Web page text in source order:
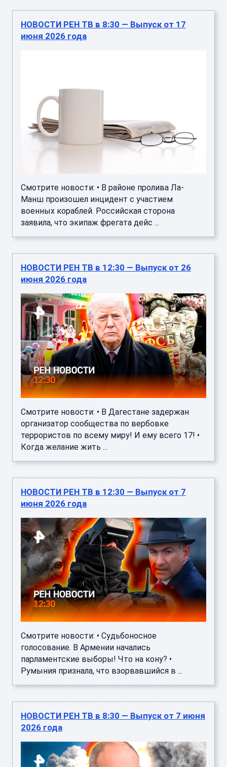
НОВОСТИ РЕН ТВ в 8:30 — Выпуск от 17
июня 2026 года
Смотрите новости: • В районе пролива Ла-
Манш произошел инцидент с участием
военных кораблей. Российская сторона
заявила, что экипаж фрегата дейс ...
НОВОСТИ РЕН ТВ в 12:30 — Выпуск от 26
июня 2026 года
Смотрите новости: • В Дагестане задержан
организатор сообщества по вербовке
террористов по всему миру! И ему всего 17! •
Когда желание жить ...
НОВОСТИ РЕН ТВ в 12:30 — Выпуск от 7
июня 2026 года
Смотрите новости: • Судьбоносное
голосование. В Армении начались
парламентские выборы! Что на кону? •
Румыния признала, что взорвавшийся в ...
НОВОСТИ РЕН ТВ в 8:30 — Выпуск от 7 июня
2026 года